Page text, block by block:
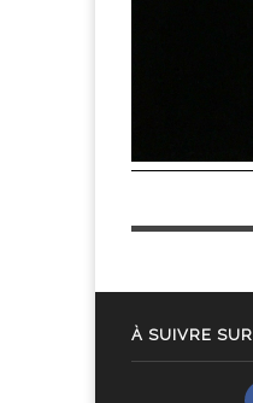
À SUIVRE SUR